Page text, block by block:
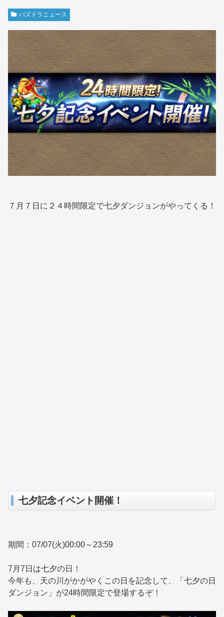
パズドラニュース
７月７日に２４時間限定で七夕ダンジョンがやってくる！
七夕記念イベント開催！
期間：07/07(火)00:00～23:59
7月7日は七夕の日！
今年も、天の川がかがやくこの日を記念して、「七夕の日
ダンジョン」が24時間限定で登場するぞ！